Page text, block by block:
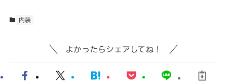
内装
よかったらシェアしてね！